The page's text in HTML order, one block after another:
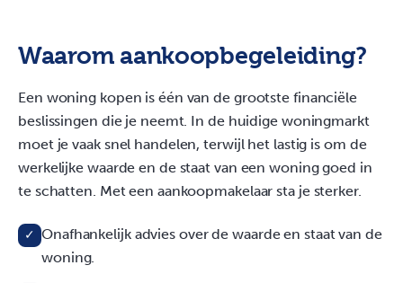
Waarom aankoopbegeleiding?
Een woning kopen is één van de grootste financiële
beslissingen die je neemt. In de huidige woningmarkt
moet je vaak snel handelen, terwijl het lastig is om de
werkelijke waarde en de staat van een woning goed in
te schatten. Met een aankoopmakelaar sta je sterker.
✓ Onafhankelijk advies over de waarde en staat van de
woning.